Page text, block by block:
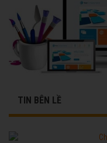
TIN BÊN LỀ